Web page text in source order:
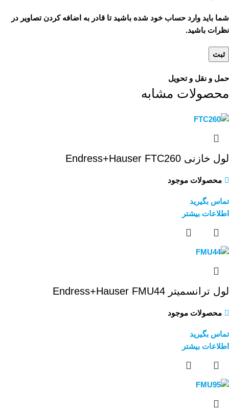
شما باید وارد حساب خود شده باشید تا قادر به اضافه کردن تصاویر در
نظرات باشید.
حمل و نقل و تحویل
محصولات مشابه
لول خازنی Endress+Hauser FTC260
محصولات موجود
تماس بگیرید
اطلاعات بیشتر
لول ترانسمیتر Endress+Hauser FMU44
محصولات موجود
تماس بگیرید
اطلاعات بیشتر